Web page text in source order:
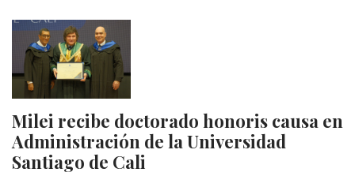
Milei recibe doctorado honoris causa en
Administración de la Universidad
Santiago de Cali